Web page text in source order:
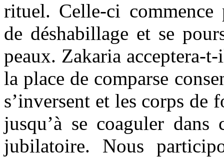
rituel. Celle-ci
de déshabillage et se
peaux. Zakaria acceptera-
la place de comparse
s’inversent et les corps de
jusqu’à se coaguler
jubilatoire. Nous